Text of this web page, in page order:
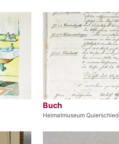
Buch
Heimatmuseum Quierschied